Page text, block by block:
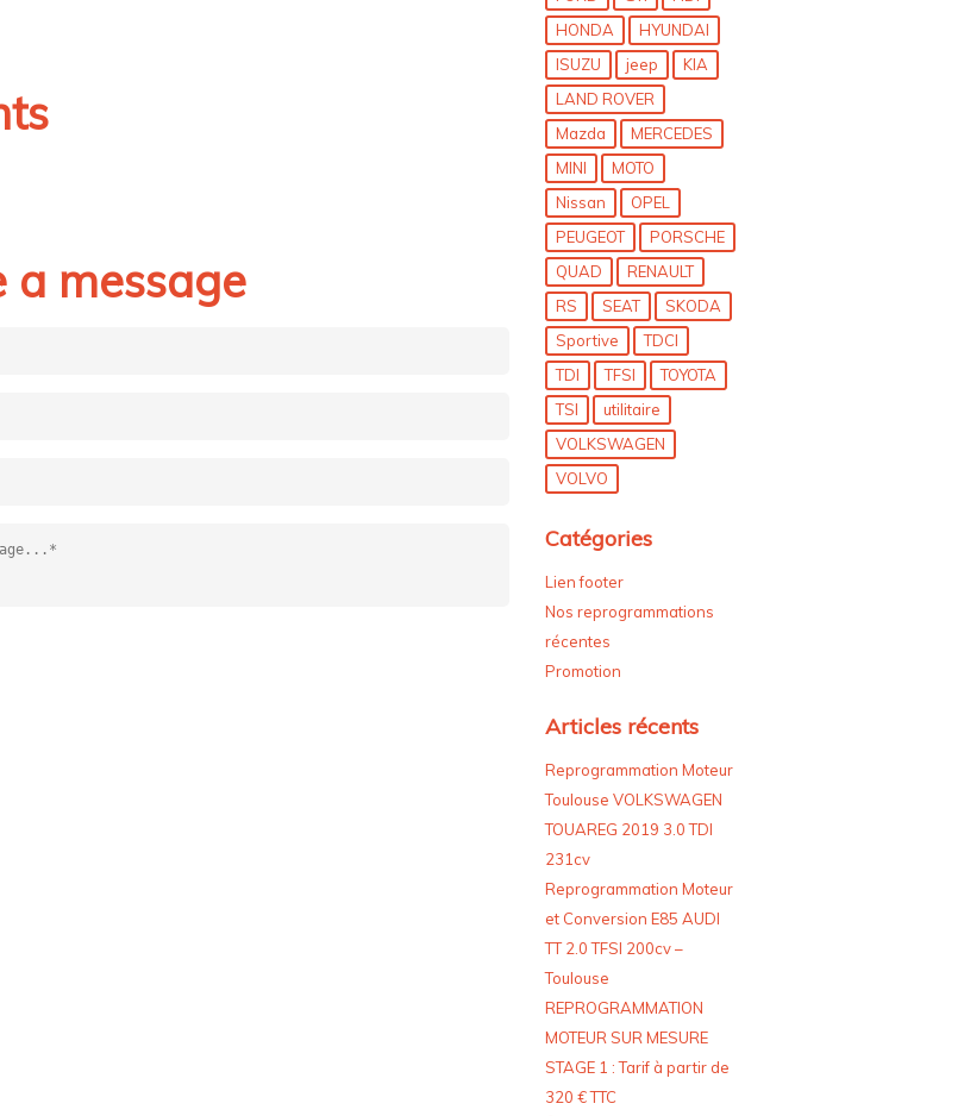
a message
HONDA
HYUNDAI
ISUZU
jeep
KIA
LAND ROVER
Mazda
MERCEDES
MINI
MOTO
Nissan
OPEL
PEUGEOT
PORSCHE
QUAD
RENAULT
RS
SEAT
SKODA
Sportive
TDCI
TDI
TFSI
TOYOTA
TSI
utilitaire
VOLKSWAGEN
VOLVO
Catégories
Lien footer
Nos reprogrammations
récentes
Promotion
Articles récents
Reprogrammation Moteur
Toulouse VOLKSWAGEN
TOUAREG 2019 3.0 TDI
231cv
Reprogrammation Moteur
et Conversion E85 AUDI
TT 2.0 TFSI 200cv –
Toulouse
REPROGRAMMATION
MOTEUR SUR MESURE
STAGE 1 : Tarif à partir de
320 € TTC